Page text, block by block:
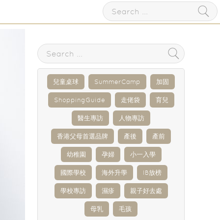
兒童桌球 SummerCamp 加固
ShoppingGuide 走佬袋 育兒
醫生專訪 人物專訪
香港父母首選品牌 產後 產前
幼稚園 孕婦 小一入學
國際學校 海外升學 IB放榜
學校專訪 濕疹 親子好去處
母乳 毛孩